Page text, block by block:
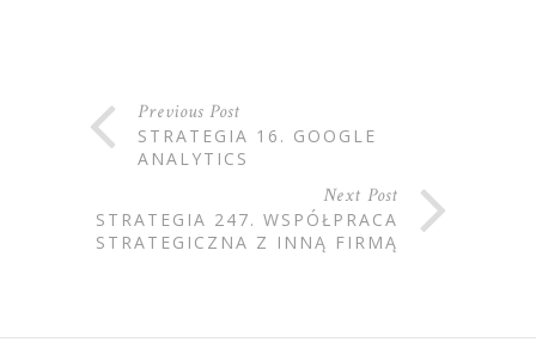
Previous Post
STRATEGIA 16. GOOGLE
ANALYTICS
Next Post
STRATEGIA 247. WSPÓŁPRACA
STRATEGICZNA Z INNĄ FIRMĄ